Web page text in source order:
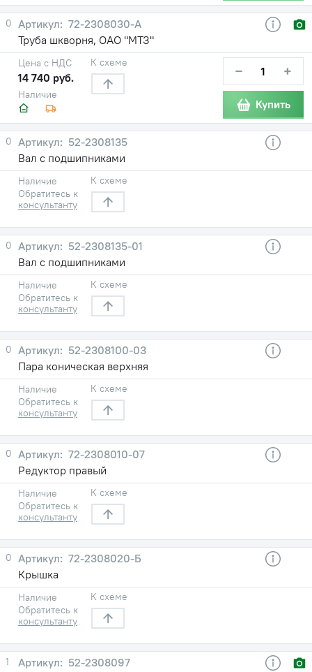
0
72-2308030-А
Труба шкворня, ОАО "МТЗ"
Наличие
Цена с НДС
14 740 руб.
К схеме − +
Купить
0
52-2308135
Вал с подшипниками
Наличие
Обратитесь к
консультанту
К схеме
0
52-2308135-01
Вал с подшипниками
Наличие
Обратитесь к
консультанту
К схеме
0
52-2308100-03
Пара коническая верхняя
Наличие
Обратитесь к
консультанту
К схеме
0
72-2308010-07
Редуктор правый
Наличие
Обратитесь к
консультанту
К схеме
0
72-2308020-Б
Крышка
Наличие
Обратитесь к
консультанту
К схеме
1
52-2308097